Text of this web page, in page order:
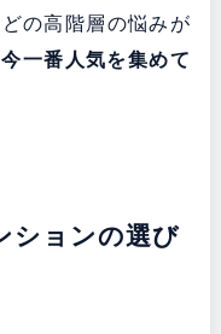
の高階層の悩みが
今一番人気を集めて
ションの選び